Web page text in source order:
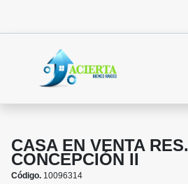
CASA EN VENTA RES.
CONCEPCIÓN II
Código. 10096314